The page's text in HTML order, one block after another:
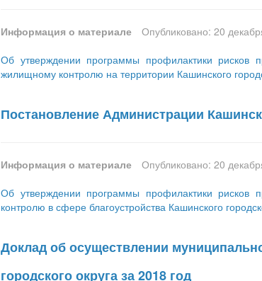
Информация о материале
Опубликовано: 20
Об утверждении программы профилактики
жилищному контролю на территории Кашинского
Постановление Администрации
Информация о материале
Опубликовано: 20
Об утверждении программы профилактики
контролю в сфере благоустройства Кашинского
Доклад об осуществлении
городского округа за 2018 год